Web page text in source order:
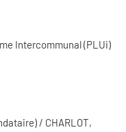
Intercommunal (PLUi)
/ CHARLOT,